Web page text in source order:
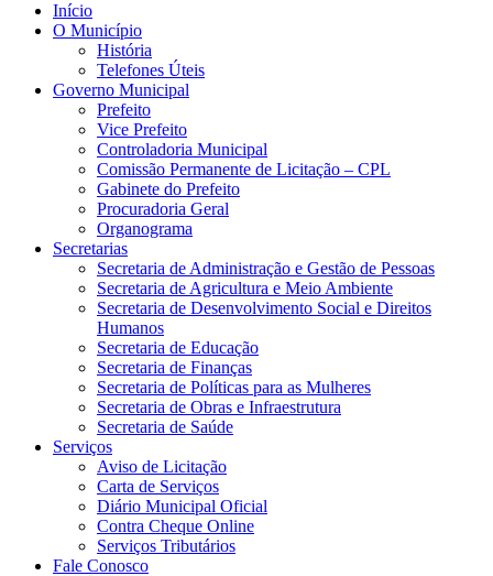
Início
O Município
História
Telefones Úteis
Governo Municipal
Prefeito
Vice Prefeito
Controladoria Municipal
Comissão Permanente de Licitação – CPL
Gabinete do Prefeito
Procuradoria Geral
Organograma
Secretarias
Secretaria de Administração e Gestão de Pessoas
Secretaria de Agricultura e Meio Ambiente
Secretaria de Desenvolvimento Social e Direitos
Humanos
Secretaria de Educação
Secretaria de Finanças
Secretaria de Políticas para as Mulheres
Secretaria de Obras e Infraestrutura
Secretaria de Saúde
Serviços
Aviso de Licitação
Carta de Serviços
Diário Municipal Oficial
Contra Cheque Online
Serviços Tributários
Fale Conosco